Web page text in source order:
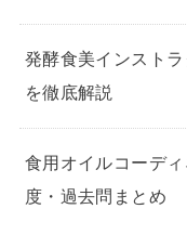
発酵食美インスト
を徹底解説
食用オイルコーデ
度・過去問まとめ